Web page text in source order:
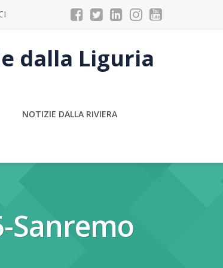
dalla Liguria
NOTIZIE DALLA RIVIERA
Sanremo